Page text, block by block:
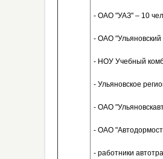
- ОАО "УАЗ" – 10
- ОАО
- НОУ Учебный
- Ульяновское
- ОАО
- ОАО
- работники